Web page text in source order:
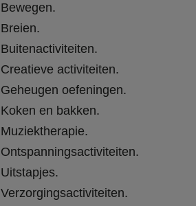
Bewegen.
Breien.
Buitenactiviteiten.
Creatieve activiteiten.
Geheugen oefeningen.
Koken en bakken.
Muziektherapie.
Ontspanningsactiviteiten.
Uitstapjes.
Verzorgingsactiviteiten.